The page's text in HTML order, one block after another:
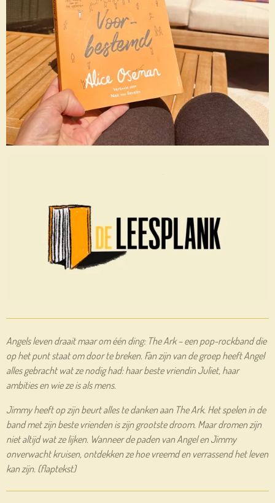
Angels leven draait maar om één ding: The Ark – een pop-rockband die
op het punt staat om door te breken. Fan zijn van de groep heeft Angel
alles gebracht wat ze nodig had: haar beste vriendin Juliet, haar
ambities en wie ze is als mens.
Jimmy heeft op zijn beurt alles te danken aan The Ark. Het spelen in de
band met zijn beste vrienden is zijn grootste droom. Maar dromen zijn
niet altijd wat ze lijken. Wanneer de paden van Angel en Jimmy
onverwacht kruisen, ontdekken ze hoe vreemd en verrassend het leven
kan zijn. (flaptekst)